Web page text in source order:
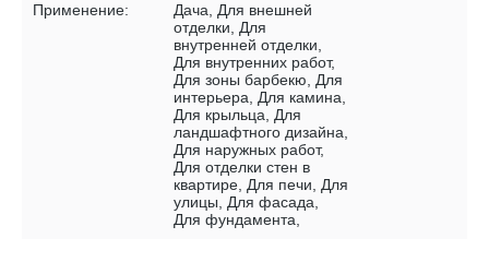
Применение:
Дача, Для внешней
отделки, Для
внутренней отделки,
Для внутренних работ,
Для зоны барбекю, Для
интерьера, Для камина,
Для крыльца, Для
ландшафтного дизайна,
Для наружных работ,
Для отделки стен в
квартире, Для печи, Для
улицы, Для фасада,
Для фундамента,